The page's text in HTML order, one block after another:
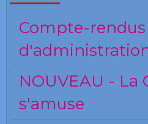
Compte-rendus
NOUVEAU - La
s'amuse